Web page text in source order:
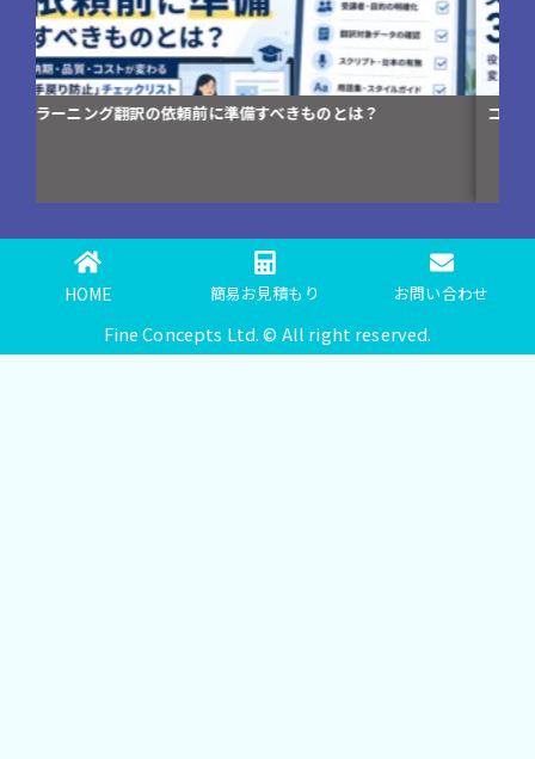
コンプライアンス研修資料の英訳が「伝わらない」3つの理由
HOME 簡易お見積もり お問い合わせ
Fine Concepts Ltd. © All right reserved.